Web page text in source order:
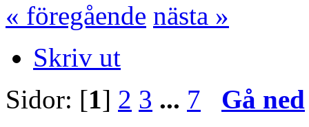
« föregående nästa »
Skriv ut
Sidor: [1] 2 3 ... 7 Gå ned